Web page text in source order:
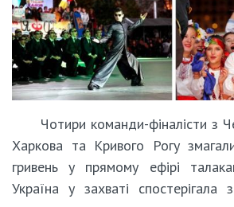
Чотири команди-фіналісти з
Харкова та Кривого Рогу
гривень у прямому ефірі
Україна у захваті спостерігала